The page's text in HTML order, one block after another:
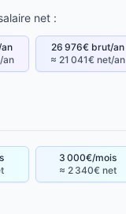
net :
an
26 976€ brut/an
≈ 21 041€ net/an
3 000€/mois
≈ 2 340€ net